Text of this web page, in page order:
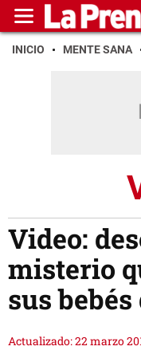
INICIO MENTE SANA
Video:
misterio
sus
Actualizado: 22 marzo